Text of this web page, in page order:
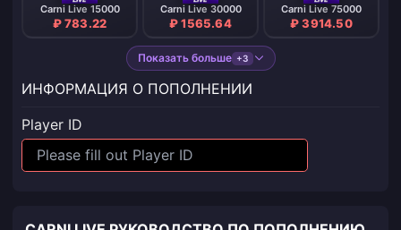
Carni Live 15000
₽ 783.22
Carni Live 30000
₽ 1565.64
Carni Live 75000
₽ 3914.50
Показать больше +3
ИНФОРМАЦИЯ О ПОПОЛНЕНИИ
Player ID